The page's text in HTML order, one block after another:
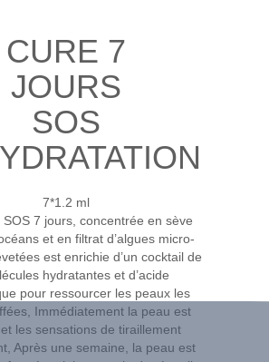
CURE 7
JOURS
SOS
7*1.2 ml
7 jours, concentrée en sève
et en filtrat d’algues micro-
est enrichie d’un cocktail de
hydratantes et d’acide
pour ressourcer les peaux les
Immédiatement la peau est
les sensations de tiraillement
Après une semaine, la peau est